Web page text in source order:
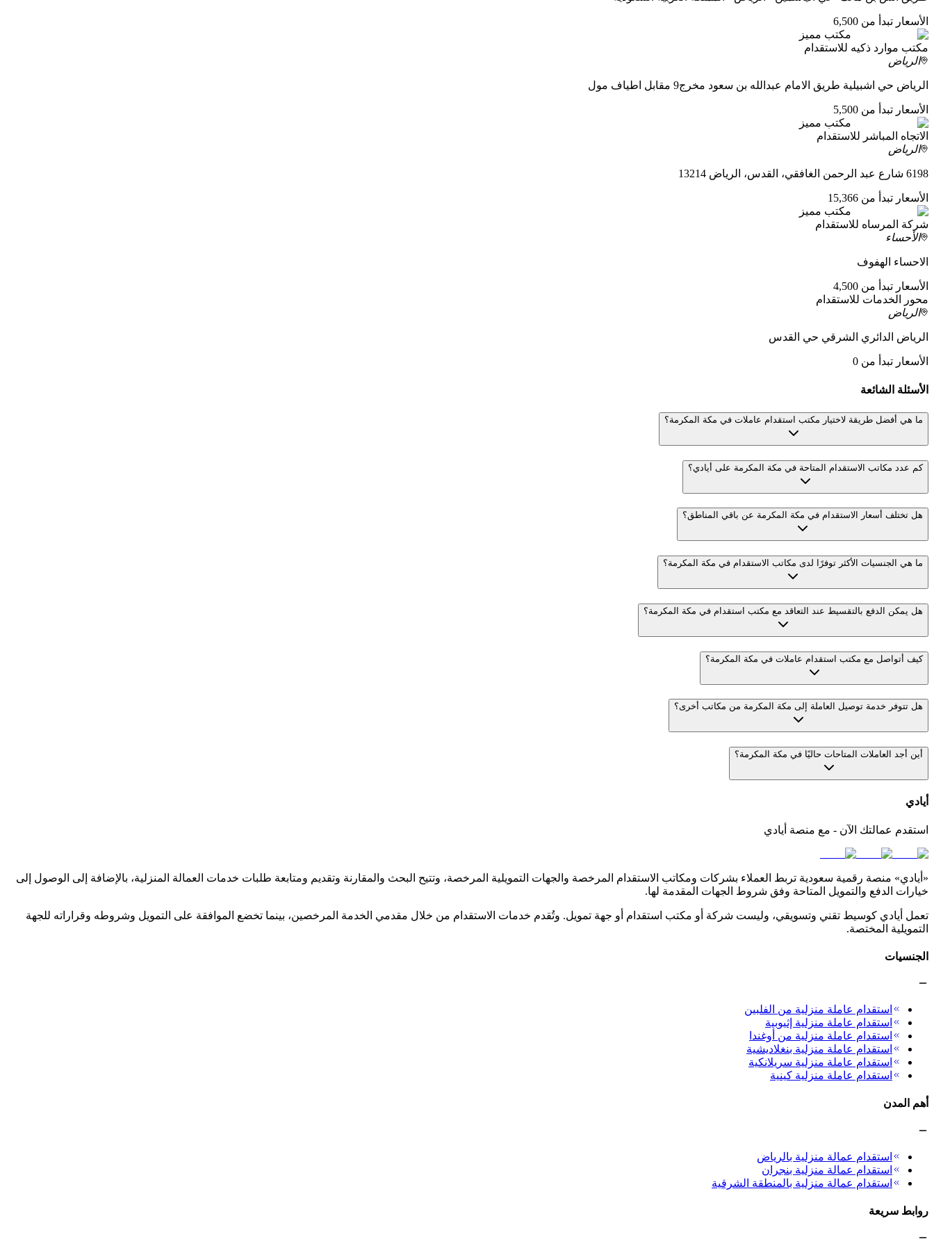
الأسعار تبدأ من 6,500
مكتب مميز
مكتب موارد ذكيه للاستقدام
الرياض
الرياض حي اشبيلية طريق الامام عبدالله بن سعود مخرج9 مقابل اطياف مول
الأسعار تبدأ من 5,500
مكتب مميز
الاتجاه المباشر للاستقدام
الرياض
6198 شارع عبد الرحمن الغافقي، القدس، الرياض 13214
الأسعار تبدأ من 15,366
مكتب مميز
شركة المرساه للاستقدام
الأحساء
الاحساء الهفوف
الأسعار تبدأ من 4,500
محور الخدمات للاستقدام
الرياض
الرياض الدائري الشرقي حي القدس
الأسعار تبدأ من 0
الأسئلة الشائعة
ما هي أفضل طريقة لاختيار مكتب استقدام عاملات في مكة المكرمة؟
كم عدد مكاتب الاستقدام المتاحة في مكة المكرمة على أيادي؟
هل تختلف أسعار الاستقدام في مكة المكرمة عن باقي المناطق؟
ما هي الجنسيات الأكثر توفرًا لدى مكاتب الاستقدام في مكة المكرمة؟
هل يمكن الدفع بالتقسيط عند التعاقد مع مكتب استقدام في مكة المكرمة؟
كيف أتواصل مع مكتب استقدام عاملات في مكة المكرمة؟
هل تتوفر خدمة توصيل العاملة إلى مكة المكرمة من مكاتب أخرى؟
أين أجد العاملات المتاحات حاليًا في مكة المكرمة؟
أيادي
استقدم عمالتك الآن - مع منصة أيادي
«أيادي» منصة رقمية سعودية تربط العملاء بشركات ومكاتب الاستقدام المرخصة والجهات التمويلية المرخصة، وتتيح البحث والمقارنة وتقديم ومتابعة طلبات خدمات العمالة المنزلية، بالإضافة إلى الوصول إلى
خيارات الدفع والتمويل المتاحة وفق شروط الجهات المقدمة لها.
تعمل أيادي كوسيط تقني وتسويقي، وليست شركة أو مكتب استقدام أو جهة تمويل. وتُقدم خدمات الاستقدام من خلال مقدمي الخدمة المرخصين، بينما تخضع الموافقة على التمويل وشروطه وقراراته للجهة
التمويلية المختصة.
الجنسيات
استقدام عاملة منزلية من الفلبين
استقدام عاملة منزلية إثيوبية
استقدام عاملة منزلية من أوغندا
استقدام عاملة منزلية بنغلاديشية
استقدام عاملة منزلية سريلانكية
استقدام عاملة منزلية كينية
أهم المدن
استقدام عمالة منزلية بالرياض
استقدام عمالة منزلية بنجران
استقدام عمالة منزلية بالمنطقة الشرقية
روابط سريعة